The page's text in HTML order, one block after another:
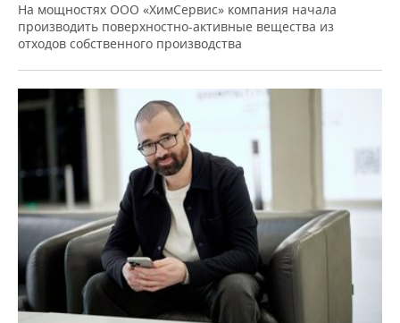
На мощностях ООО «ХимСервис» компания начала
производить поверхностно-активные вещества из
отходов собственного производства